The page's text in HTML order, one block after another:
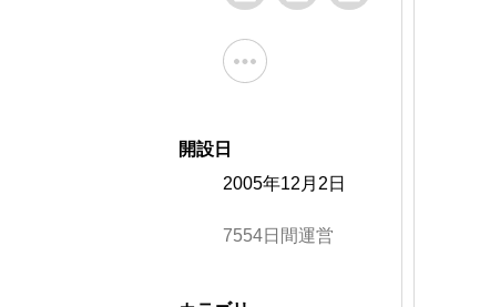
開設日
2005年12月2日
7554日間運営